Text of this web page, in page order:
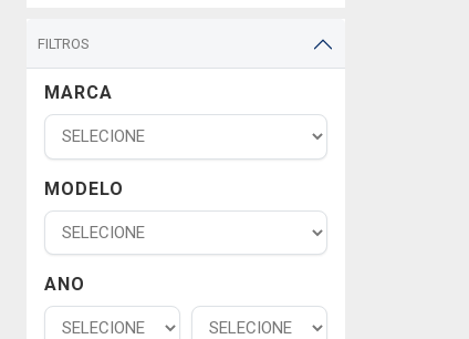
FILTROS
MARCA
MODELO
ANO